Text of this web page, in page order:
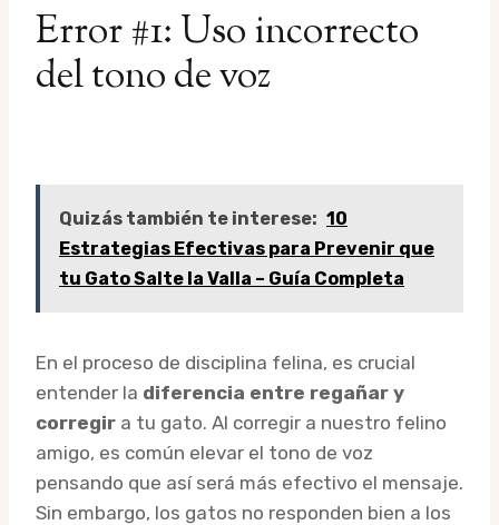
Error #1: Uso incorrecto
del tono de voz
Quizás también te interese: 10
Estrategias Efectivas para Prevenir que
tu Gato Salte la Valla – Guía Completa
En el proceso de disciplina felina, es crucial
entender la diferencia entre regañar y
corregir a tu gato. Al corregir a nuestro felino
amigo, es común elevar el tono de voz
pensando que así será más efectivo el mensaje.
Sin embargo, los gatos no responden bien a los